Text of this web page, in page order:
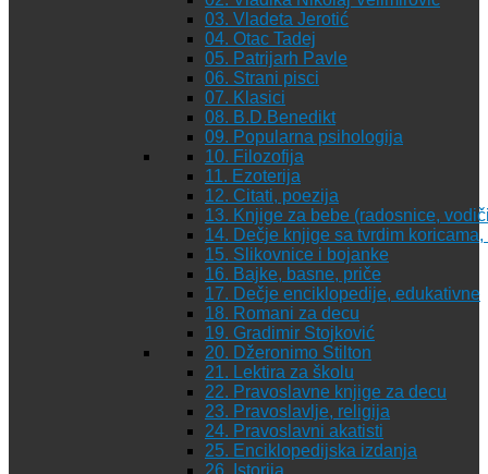
03. Vladeta Jerotić
04. Otac Tadej
05. Patrijarh Pavle
06. Strani pisci
07. Klasici
08. B.D.Benedikt
09. Popularna psihologija
10. Filozofija
11. Ezoterija
12. Citati, poezija
13. Knjige za bebe (radosnice,
14. Dečje knjige sa tvrdim
15. Slikovnice i bojanke
16. Bajke, basne, priče
17. Dečje enciklopedije, edukativne
18. Romani za decu
19. Gradimir Stojković
20. Džeronimo Stilton
21. Lektira za školu
22. Pravoslavne knjige za decu
23. Pravoslavlje, religija
24. Pravoslavni akatisti
25. Enciklopedijska izdanja
26. Istorija